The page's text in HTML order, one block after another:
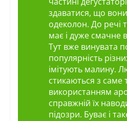
здаватися, що
одеколон. До речі
має і дуже смачне
Тут вже винувата
популярність
імітують малину.
стикаються з саме
використанням
справжній їх
підозри. Буває і